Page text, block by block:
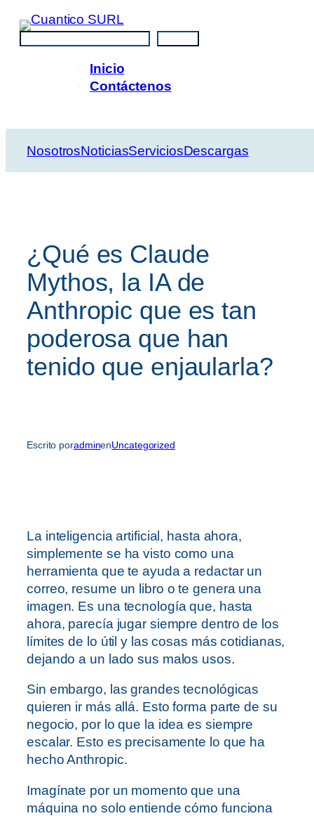
Saltar
contenido
Inicio
Contáctenos
NosotrosNoticiasServiciosDescargas
¿Qué es Claude
Mythos, la IA de
Anthropic que es tan
poderosa que han
tenido que enjaularla?
Escrito poradminenUncategorized
La inteligencia artificial, hasta ahora,
simplemente se ha visto como una
herramienta que te ayuda a redactar un
correo, resume un libro o te genera una
imagen. Es una tecnología que, hasta
ahora, parecía jugar siempre dentro de los
límites de lo útil y las cosas más cotidianas,
dejando a un lado sus malos usos.
Sin embargo, las grandes tecnológicas
quieren ir más allá. Esto forma parte de su
negocio, por lo que la idea es siempre
escalar. Esto es precisamente lo que ha
hecho Anthropic.
Imagínate por un momento que una
máquina no solo entiende cómo funciona